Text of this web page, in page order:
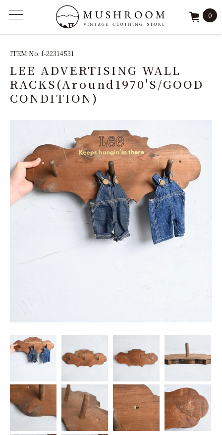
FEATURE
ARCHIVE
REPAIR
STAFF
0
ITEM No. f-22314531
LEE ADVERTISING WALL
RACKS(Around1970'S/GOOD
CONDITION)